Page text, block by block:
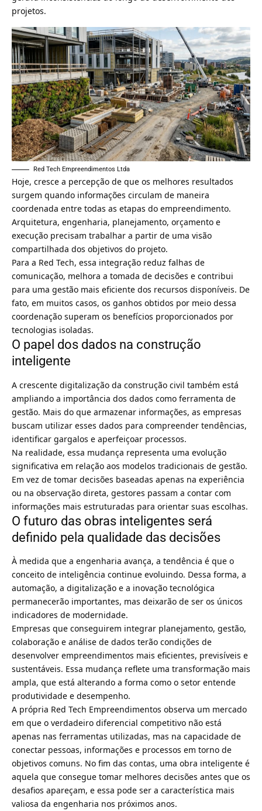
projetos.
Red Tech Empreendimentos Ltda
Hoje, cresce a percepção de que os melhores resultados
surgem quando informações circulam de maneira
coordenada entre todas as etapas do empreendimento.
Arquitetura, engenharia, planejamento, orçamento e
execução precisam trabalhar a partir de uma visão
compartilhada dos objetivos do projeto.
Para a Red Tech, essa integração reduz falhas de
comunicação, melhora a tomada de decisões e contribui
para uma gestão mais eficiente dos recursos disponíveis. De
fato, em muitos casos, os ganhos obtidos por meio dessa
coordenação superam os benefícios proporcionados por
tecnologias isoladas.
O papel dos dados na construção
inteligente
A crescente digitalização da construção civil também está
ampliando a importância dos dados como ferramenta de
gestão. Mais do que armazenar informações, as empresas
buscam utilizar esses dados para compreender tendências,
identificar gargalos e aperfeiçoar processos.
Na realidade, essa mudança representa uma evolução
significativa em relação aos modelos tradicionais de gestão.
Em vez de tomar decisões baseadas apenas na experiência
ou na observação direta, gestores passam a contar com
informações mais estruturadas para orientar suas escolhas.
O futuro das obras inteligentes será
definido pela qualidade das decisões
À medida que a engenharia avança, a tendência é que o
conceito de inteligência continue evoluindo. Dessa forma, a
automação, a digitalização e a inovação tecnológica
permanecerão importantes, mas deixarão de ser os únicos
indicadores de modernidade.
Empresas que conseguirem integrar planejamento, gestão,
colaboração e análise de dados terão condições de
desenvolver empreendimentos mais eficientes, previsíveis e
sustentáveis. Essa mudança reflete uma transformação mais
ampla, que está alterando a forma como o setor entende
produtividade e desempenho.
A própria Red Tech Empreendimentos observa um mercado
em que o verdadeiro diferencial competitivo não está
apenas nas ferramentas utilizadas, mas na capacidade de
conectar pessoas, informações e processos em torno de
objetivos comuns. No fim das contas, uma obra inteligente é
aquela que consegue tomar melhores decisões antes que os
desafios apareçam, e essa pode ser a característica mais
valiosa da engenharia nos próximos anos.